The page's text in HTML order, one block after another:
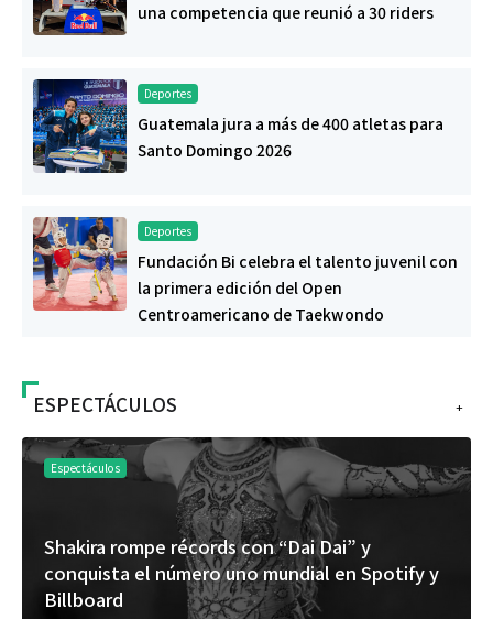
una competencia que reunió a 30 riders
Deportes
Guatemala jura a más de 400 atletas para
Santo Domingo 2026
Deportes
Fundación Bi celebra el talento juvenil con
la primera edición del Open
Centroamericano de Taekwondo
+
ESPECTÁCULOS
Espectáculos
Shakira rompe récords con “Dai Dai” y
conquista el número uno mundial en Spotify y
Billboard